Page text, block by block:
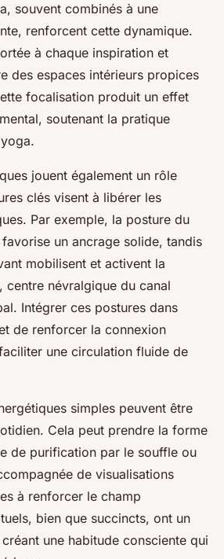
souvent combinés à une
renforcent cette dynamique.
à chaque inspiration et
des espaces intérieurs propices
focalisation produit un effet
soutenant la pratique
jouent également un rôle
clés visent à libérer les
Par exemple, la posture du
un ancrage solide, tandis
mobilisent et activent la
centre névralgique du canal
Intégrer ces postures dans
de renforcer la connexion
une circulation fluide de
simples peuvent être
Cela peut prendre la forme
de purification par le souffle ou
de visualisations
à renforcer le champ
bien que succincts, ont un
une habitude consciente qui